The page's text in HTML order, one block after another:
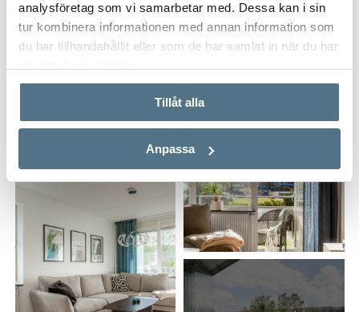
analysföretag som vi samarbetar med. Dessa kan i sin
tur kombinera informationen med annan information som
du har tillhandahållit eller som de har samlat in när du har
Tillåt alla
Anpassa
Ange ditt postnummer (5 siffror utan mellanslag)